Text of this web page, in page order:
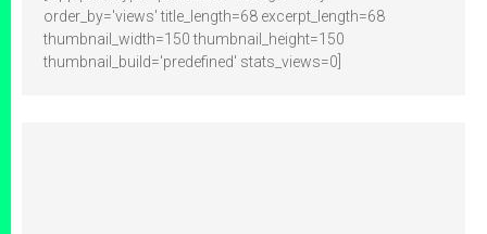
order_by='views' title_length=68 excerpt_length=68
thumbnail_width=150 thumbnail_height=150
thumbnail_build='predefined' stats_views=0]